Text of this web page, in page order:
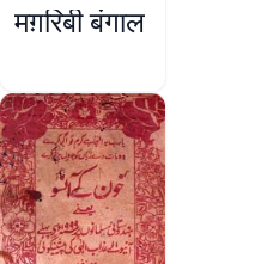
मग़रिबी बंगाल